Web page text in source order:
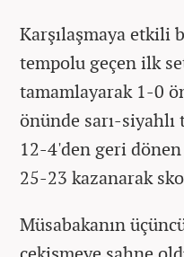
Karşılaşmaya etkili
tempolu geçen ilk
tamamlayarak 1-0
önünde sarı-siyahlı
12-4'den geri dönen
25-23 kazanarak
Müsabakanın